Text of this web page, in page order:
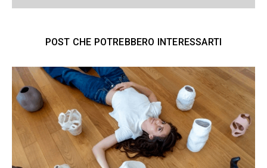
POST CHE POTREBBERO INTERESSARTI